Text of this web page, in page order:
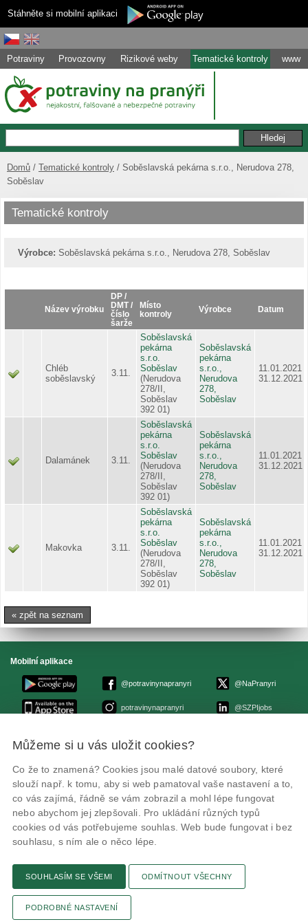
Stáhněte si mobilní aplikaci
Potraviny Provozovny Rizikové weby Tematické kontroly www
Domů Tematické kontroly
Soběslavská pekárna s.r.o., Nerudova 278,
Soběslav
Tematické kontroly
Výrobce: Soběslavská pekárna s.r.o., Nerudova 278, Soběslav
Název výrobku
DP /
DMT /
číslo
šarže
Místo
kontroly
Výrobce Datum
Chléb
soběslavský
3.11.
Soběslavská
pekárna
s.r.o.
Soběslav
(Nerudova
278/II,
Soběslav
392 01)
Soběslavská
pekárna
s.r.o.,
Nerudova
278,
Soběslav
11.01.2021 -
31.12.2021
Dalamánek 3.11.
Soběslavská
pekárna
s.r.o.
Soběslav
(Nerudova
278/II,
Soběslav
392 01)
Soběslavská
pekárna
s.r.o.,
Nerudova
278,
Soběslav
11.01.2021 -
31.12.2021
Makovka 3.11.
Soběslavská
pekárna
s.r.o.
Soběslav
(Nerudova
278/II,
Soběslav
392 01)
Soběslavská
pekárna
s.r.o.,
Nerudova
278,
Soběslav
11.01.2021 -
31.12.2021
« zpět na seznam
Mobilní aplikace
@potravinynapranyri
potravinynapranyri
@NaPranyri
@SZPIjobs
© Státní zemědělská a potravinářská inspekce 2026
ID datové schránky: avraiqg
IČO: 75014149, DIČ: CZ75014149
Zásady ochrany soukromí
Nastavení cookies
Připomínky Novinky Odkaz
Můžeme si u vás uložit cookies?
Co že to znamená? Cookies jsou malé datové soubory, které
slouží např. k tomu, aby si web pamatoval vaše nastavení a to,
co vás zajímá, řádně se vám zobrazil a mohl lépe fungovat
nebo abychom jej zlepšovali. Pro ukládání různých typů
cookies od vás potřebujeme souhlas. Web bude fungovat i bez
souhlasu, s ním ale o něco lépe.
SOUHLASÍM SE VŠEMI ODMÍTNOUT VŠECHNY
PODROBNÉ NASTAVENÍ